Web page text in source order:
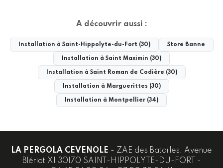
A découvrir aussi :
Installation à Saint-Hippolyte-du-Fort (30) Store Banne
Installation à Saint Maximin (30)
Installation à Saint Roman de Codière (30)
Installation à Marguerittes (30)
Installation à Montpellier (34)
LA PERGOLA CEVENOLE - ZAE des Batailles, Avenue
Blériot XI 30170 SAINT-HIPPOLYTE-DU-FORT -